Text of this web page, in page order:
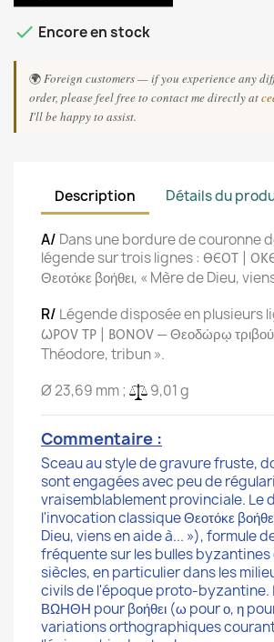
 Encore en stock
🌍Foreign customers — if you experience any
order, please feel free to contact me directly at
I'll be happy to assist.
Description Détails du
A/ Dans une bordure de couronne
légende sur trois lignes : ΘΕΟΤ |
Θεοτόκε βοήθει, « Mère de Dieu,
R/ Légende disposée en plusieurs
ΩΡΟΥ ΤΡ | ΒΟΝΟΥ — Θεοδώρῳ
Théodore, tribun ».
Ø 23,69 mm ;
9,01 g
Commentaire :
Sceau au style de gravure fruste,
sont engagées avec peu de
vraisemblablement provinciale. Le
l'invocation classique Θεοτόκε
Dieu, viens en aide à... »), formule
fréquente sur les bulles byzantines
siècles, en particulier dans les
civils de l'époque proto-byzantine.
ΒΩΗΘΗ pour βοήθει (ω pour ο, η
variations orthographiques